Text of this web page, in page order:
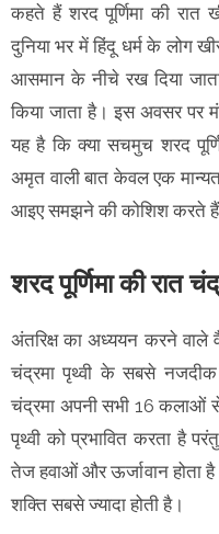
कहते हैं शरद पूर्णिमा की रात
दुनिया भर में हिंदू धर्म के लोग
आसमान के नीचे रख दिया
किया जाता है। इस अवसर पर
यह है कि क्या सचमुच शरद
अमृत वाली बात केवल एक
आइए समझने की कोशिश करते
शरद पूर्णिमा की रात
अंतरिक्ष का अध्ययन करने वाले
चंद्रमा पृथ्वी के सबसे
चंद्रमा अपनी सभी 16 कलाओं से
पृथ्वी को प्रभावित करता है
तेज हवाओं और ऊर्जावान होता
शक्ति सबसे ज्यादा होती है।